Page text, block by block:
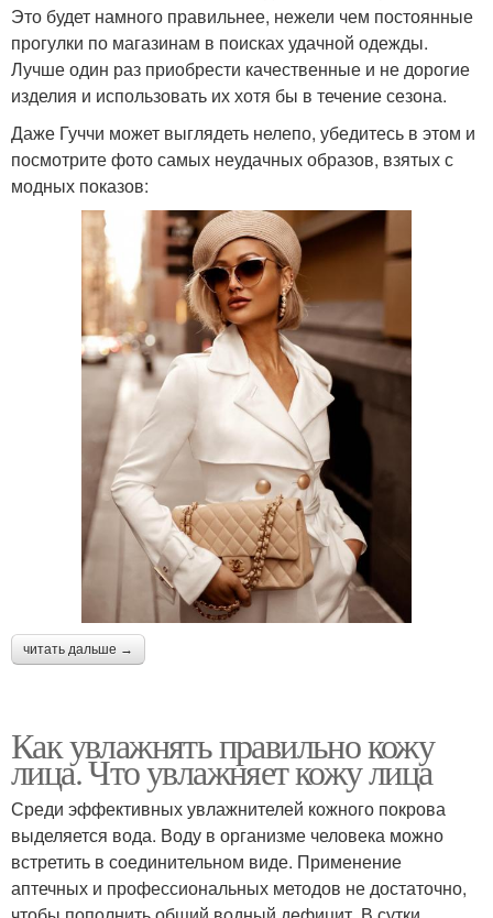
Это будет намного правильнее, нежели чем постоянные
прогулки по магазинам в поисках удачной одежды.
Лучше один раз приобрести качественные и не дорогие
изделия и использовать их хотя бы в течение сезона.
Даже Гуччи может выглядеть нелепо, убедитесь в этом и
посмотрите фото самых неудачных образов, взятых с
модных показов:
читать дальше →
Как увлажнять правильно кожу
лица. Что увлажняет кожу лица
Среди эффективных увлажнителей кожного покрова
выделяется вода. Воду в организме человека можно
встретить в соединительном виде. Применение
аптечных и профессиональных методов не достаточно,